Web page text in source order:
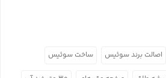
اصالت برند سوئیس ساخت سوئیس